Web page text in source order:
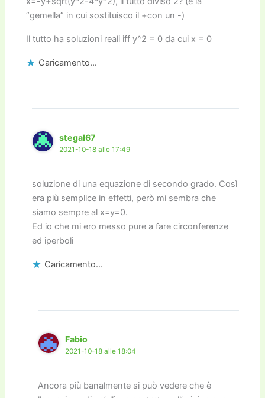
“gemella” in cui sostituisco il +con un -)
Il tutto ha soluzioni reali iff y^2 = 0 da cui x = 0
Caricamento...
stegal67
2021-10-18 alle 17:49
soluzione di una equazione di secondo grado. Così
era più semplice in effetti, però mi sembra che
siamo sempre al x=y=0.
Ed io che mi ero messo pure a fare circonferenze
ed iperboli
Caricamento...
Fabio
2021-10-18 alle 18:04
Ancora più banalmente si può vedere che è